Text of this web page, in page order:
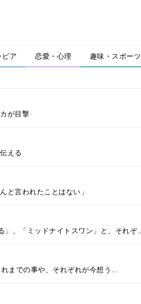
ビア 恋愛・心理 趣味・スポーツ
が目撃
える
と言われたことはない」
」、「ミッドナイトスワン」と、それぞ…
までの事や、それぞれが今想う…